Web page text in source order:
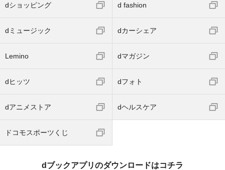
dショッピング d fashion
dミュージック dカーシェア
Lemino dマガジン
dヒッツ dフォト
dアニメストア dヘルスケア
ドコモスポーツくじ
dブックアプリのダウンロードはコチラ